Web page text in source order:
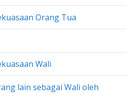
Orang Tua
Wali
lain sebagai Wali oleh